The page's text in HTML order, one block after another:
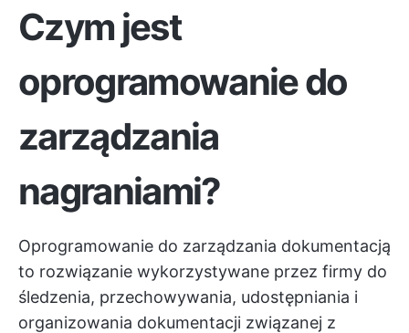
Czym jest
oprogramowanie do
zarządzania
nagraniami?
Oprogramowanie do zarządzania dokumentacją
to rozwiązanie wykorzystywane przez firmy do
śledzenia, przechowywania, udostępniania i
organizowania dokumentacji związanej z